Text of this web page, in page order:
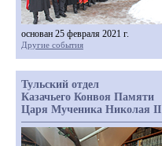
основан 25 февраля 2021 г.
Другие события
Тульский отдел
Казачьего Конвоя Памяти
Царя Мученика Николая II